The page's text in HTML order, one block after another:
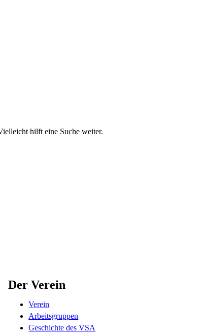
hilft eine Suche weiter.
Der Verein
Verein
Arbeitsgruppen
Geschichte des VSA